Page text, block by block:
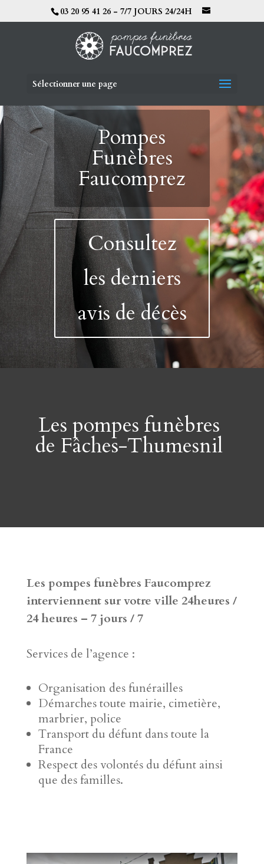
03 20 95 41 26 - 7/7 JOURS 24/24H
Sélectionner une page
Pompes
Funèbres
Faucomprez
Consultez
les derniers
avis de décès
Les pompes funèbres
de Fâches-Thumesnil
Les pompes funèbres Faucomprez
interviennent sur votre ville 24heures /
24 heures – 7 jours / 7
Services de l’agence :
Organisation des funérailles
Démarches toute mairie, cimetière,
marbrier, police
Transport du défunt dans toute la
France
Respect des volontés du défunt ainsi
que des familles.